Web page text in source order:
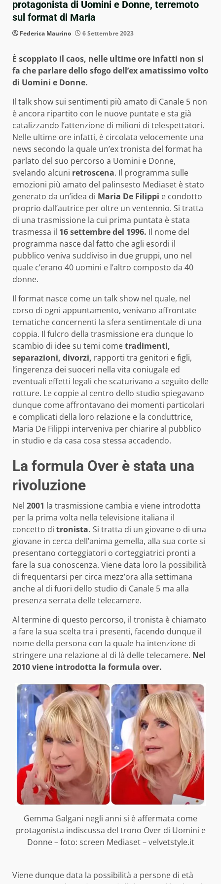
protagonista di Uomini e Donne, terremoto
sul format di Maria
Federica Maurino 6 Settembre 2023
È scoppiato il caos, nelle ultime ore infatti non si
fa che parlare dello sfogo dell’ex amatissimo volto
di Uomini e Donne.
Il talk show sui sentimenti più amato di Canale 5 non
è ancora ripartito con le nuove puntate e sta già
catalizzando l’attenzione di milioni di telespettatori.
Nelle ultime ore infatti, è circolata velocemente una
news secondo la quale un’ex tronista del format ha
parlato del suo percorso a Uomini e Donne,
svelando alcuni retroscena. Il programma sulle
emozioni più amato del palinsesto Mediaset è stato
generato da un’idea di Maria De Filippi e condotto
proprio dall’autrice per oltre un ventennio. Si tratta
di una trasmissione la cui prima puntata è stata
trasmessa il 16 settembre del 1996. Il nome del
programma nasce dal fatto che agli esordi il
pubblico veniva suddiviso in due gruppi, uno nel
quale c’erano 40 uomini e l’altro composto da 40
donne.
Il format nasce come un talk show nel quale, nel
corso di ogni appuntamento, venivano affrontate
tematiche concernenti la sfera sentimentale di una
coppia. Il fulcro della trasmissione era dunque lo
scambio di idee su temi cometradimenti,
separazioni, divorzi, rapporti tra genitori e figli,
l’ingerenza dei suoceri nella vita coniugale ed
eventuali effetti legali che scaturivano a seguito delle
rotture. Le coppie al centro dello studio spiegavano
dunque come affrontavano dei momenti particolari
e complicati della loro relazione e la conduttrice,
Maria De Filippi interveniva per chiarire al pubblico
in studio e da casa cosa stessa accadendo.
La formula Over è stata una
rivoluzione
Nel 2001 la trasmissione cambia e viene introdotta
per la prima volta nella televisione italiana il
concetto di tronista. Si tratta di un giovane o di una
giovane in cerca dell’anima gemella, alla sua corte si
presentano corteggiatori o corteggiatrici pronti a
fare la sua conoscenza. Viene data loro la possibilità
di frequentarsi per circa mezz’ora alla settimana
anche al di fuori dello studio di Canale 5 ma alla
presenza serrata delle telecamere.
Al termine di questo percorso, il tronista è chiamato
a fare la sua scelta tra i presenti, facendo dunque il
nome della persona con la quale ha intenzione di
stringere una relazione al di là delle telecamere. Nel
2010 viene introdotta la formula over.
Gemma Galgani negli anni si è affermata come
protagonista indiscussa del trono Over di Uomini e
Donne – foto: screen Mediaset – velvetstyle.it
Viene dunque data la possibilità a persone di età